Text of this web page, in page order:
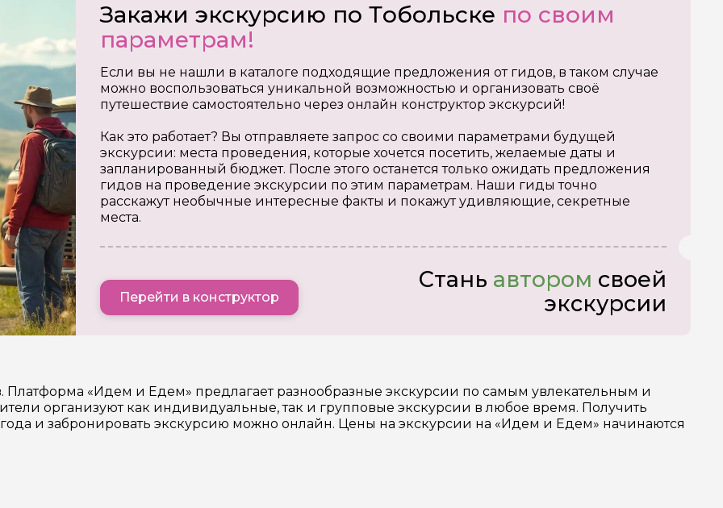
Закажи экскурсию по Тобольске по своим
параметрам!
Если вы не нашли в каталоге подходящие предложения от гидов, в таком случае
можно воспользоваться уникальной возможностью и организовать своё
путешествие самостоятельно через онлайн конструктор экскурсий!
Как это работает? Вы отправляете запрос со своими параметрами будущей
экскурсии: места проведения, которые хочется посетить, желаемые даты и
запланированный бюджет. После этого останется только ожидать предложения
гидов на проведение экскурсии по этим параметрам. Наши гиды точно
расскажут необычные интересные факты и покажут удивляющие, секретные
места.
Перейти в конструктор
Стань автором своей
экскурсии
Платформа «Идем и Едем» предлагает разнообразные экскурсии по самым увлекательным и
организуют как индивидуальные, так и групповые экскурсии в любое время. Получить
года и забронировать экскурсию можно онлайн. Цены на экскурсии на «Идем и Едем» начинаются